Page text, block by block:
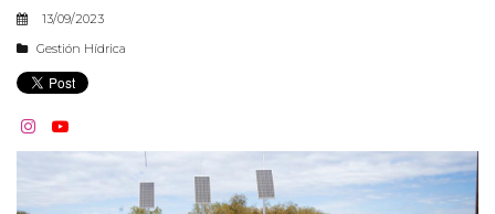
13/09/2023
Gestión Hídrica
 